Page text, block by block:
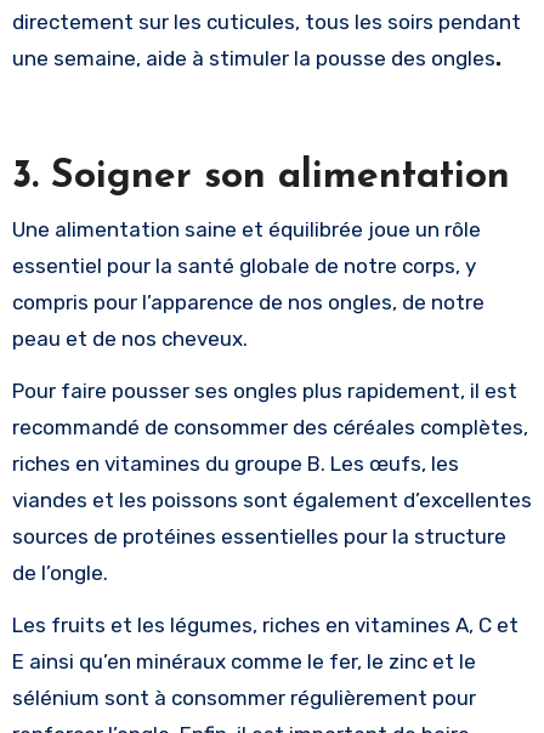
directement sur les cuticules, tous les soirs pendant
une semaine, aide à stimuler la pousse des ongles.
3. Soigner son alimentation
Une alimentation saine et équilibrée joue un rôle
essentiel pour la santé globale de notre corps, y
compris pour l’apparence de nos ongles, de notre
peau et de nos cheveux.
Pour faire pousser ses ongles plus rapidement, il est
recommandé de consommer des céréales complètes,
riches en vitamines du groupe B. Les œufs, les
viandes et les poissons sont également d’excellentes
sources de protéines essentielles pour la structure
de l’ongle.
Les fruits et les légumes, riches en vitamines A, C et
E ainsi qu’en minéraux comme le fer, le zinc et le
sélénium sont à consommer régulièrement pour